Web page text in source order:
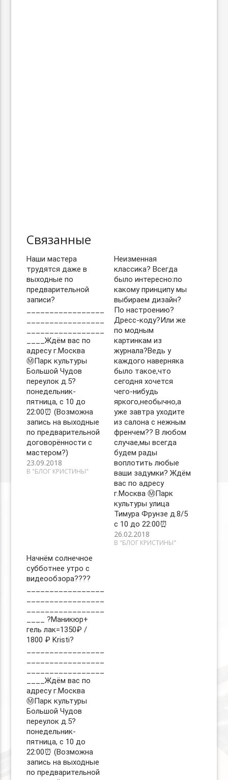
Связанные
Наши мастера
трудятся даже в
выходные по
предварительной
записи?
____Ждём вас по
адресу г.Москва
Ⓜ️Парк культуры
Большой Чудов
переулок д.5?
понедельник-
пятница, с 10 до
22:00⏰ (Возможна
запись на выходные
по предварительной
договорённости с
мастером?)
23.09.2018
В "БЛОГ КРИСТИНЫ"
Неизменная
классика? Всегда
было интересно:по
какому принципу мы
выбираем дизайн?
По настроению?
Дресс-коду?Или же
по модным
картинкам из
журнала?Ведь у
каждого наверняка
было такое,что
сегодня хочется
чего-нибудь
яркого,необычно,а
уже завтра уходите
из салона с нежным
френчем?? В любом
случае,мы всегда
будем рады
воплотить любые
ваши задумки? Ждём
вас по адресу
г.Москва Ⓜ️Парк
культуры улица
Тимура Фрунзе д.8/5
с 10 до 22:00⏰
26.02.2018
В "БЛОГ КРИСТИНЫ"
Начнём солнечное
субботнее утро с
видеообзора????
____ ?Маникюр+
гель лак=1350₽ /
1800 ₽ Kristi?
____Ждём вас по
адресу г.Москва
Ⓜ️Парк культуры
Большой Чудов
переулок д.5?
понедельник-
пятница, с 10 до
22:00⏰ (Возможна
запись на выходные
по предварительной